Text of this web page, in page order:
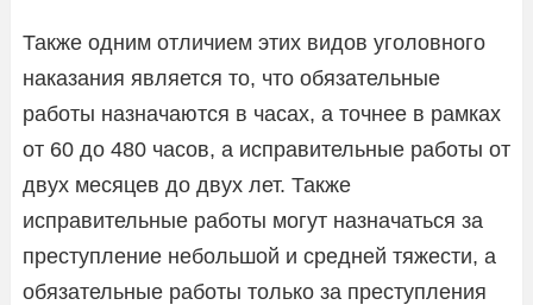
Также одним отличием этих видов уголовного
наказания является то, что обязательные
работы назначаются в часах, а точнее в рамках
от 60 до 480 часов, а исправительные работы от
двух месяцев до двух лет. Также
исправительные работы могут назначаться за
преступление небольшой и средней тяжести, а
обязательные работы только за преступления